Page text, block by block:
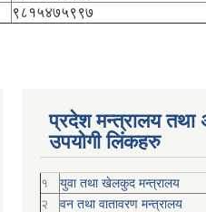
९८१५४७५९९७
प्रदेश मन्त्रालय तथा
उपयोगी लिंकहरु
१
युवा तथा खेलकुद मन्त्रालय
२
वन तथा वातावरण मन्त्रालय